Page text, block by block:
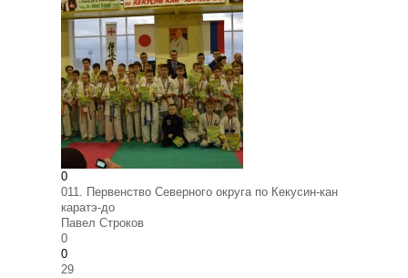
0
011. Первенство Северного округа по Кекусин-кан
каратэ-до
Павел Строков
0
0
29